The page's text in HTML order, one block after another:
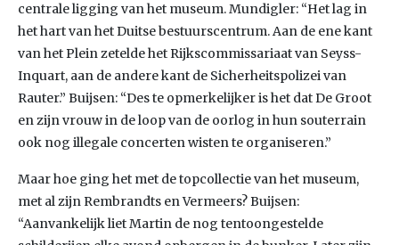
centrale ligging van het museum. Mundigler: “Het lag in
het hart van het Duitse bestuurscentrum. Aan de ene kant
van het Plein zetelde het Rijkscommissariaat van Seyss-
Inquart, aan de andere kant de Sicherheitspolizei van
Rauter.” Buijsen: “Des te opmerkelijker is het dat De Groot
en zijn vrouw in de loop van de oorlog in hun souterrain
ook nog illegale concerten wisten te organiseren.”
Maar hoe ging het met de topcollectie van het museum,
met al zijn Rembrandts en Vermeers? Buijsen:
“Aanvankelijk liet Martin de nog tentoongestelde